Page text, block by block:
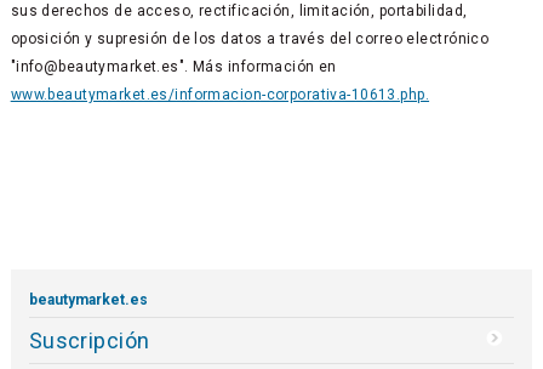
sus derechos de acceso, rectificación, limitación, portabilidad,
oposición y supresión de los datos a través del correo electrónico
"info@beautymarket.es". Más información en
www.beautymarket.es/informacion-corporativa-10613.php.
beautymarket.es
Suscripción